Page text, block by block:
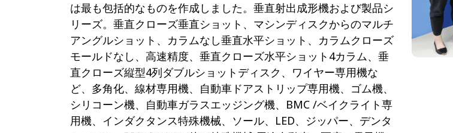
は最も包括的なものを作成しました。垂直射出成形機および製品シ
リーズ。垂直クローズ垂直ショット、マシンディスクからのマルチ
アングルショット、カラムなし垂直水平ショット、カラムクローズ
モールドなし、高速精度、垂直クローズ水平ショット4カラム、垂
直クローズ縦型4列ダブルショットディスク、ワイヤー専用機な
ど、多角化、線材専用機、自動車ドアストリップ専用機、ゴム機、
シリコーン機、自動車ガラスエッジング機、BMC /ベイクライト専
用機、インダクタンス特殊機械、ソール、LED、ジッパー、デンタ